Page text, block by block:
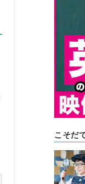
こそだ